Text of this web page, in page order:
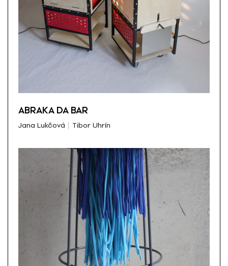
ABRAKA DA BAR
Jana Lukčová Tibor Uhrín